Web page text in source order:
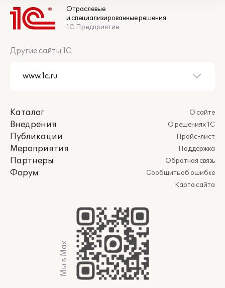
Отраслевые
и специализированные решения
1С:Предприятие
Другие сайты 1С
Каталог
Внедрения
Публикации
Мероприятия
Партнеры
Форум
О сайте
О решениях 1С
Прайс-лист
Поддержка
Обратная связь
Сообщить об ошибке
Карта сайта
Мы в Max